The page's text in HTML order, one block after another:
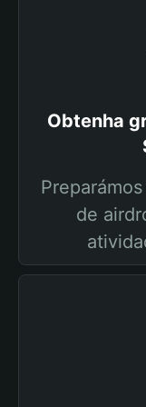
Obtenha
de